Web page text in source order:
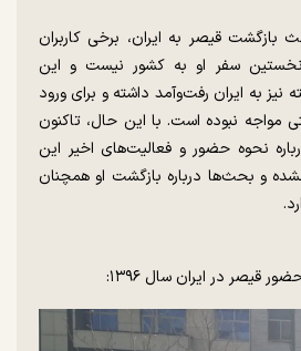
قیصر به ایران، برخی کاربران
سفر او به کشور نیست و این
به ایران رفت‌وآمد داشته و برای ورود
مواجه نبوده است. با این حال، تاکنون
نحوه حضور و فعالیت‌های اخیر این
و بحث‌ها درباره بازگشت او همچنان
قیصر در ایران سال ۱۳۹۶: